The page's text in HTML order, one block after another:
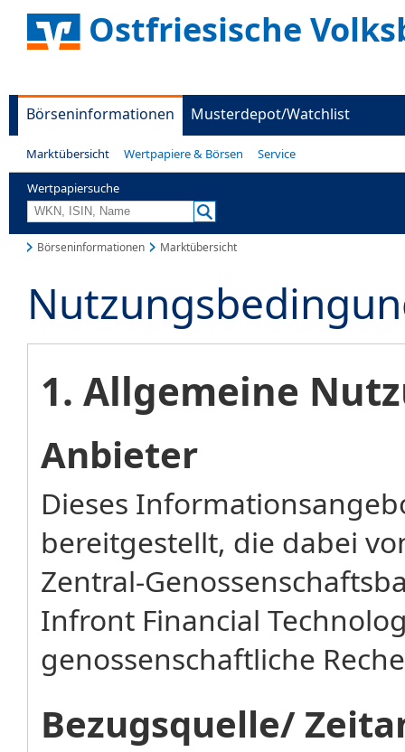
Ostfriesische
Börseninformationen Musterdepot/Watchlist
Marktübersicht Wertpapiere & Börsen Service
Wertpapiersuche
Börseninformationen Marktübersicht
1. Allgemeine
Anbieter
Dieses
bereitgestellt, die dabei
Zentral-
Infront Financial
genossenschaftliche
Bezugsquelle/